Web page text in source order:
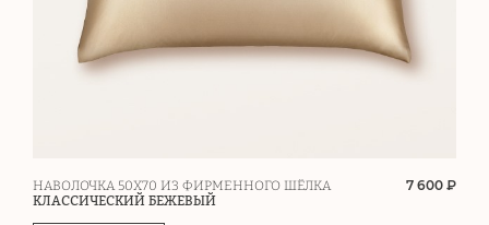
НАВОЛОЧКА 50Х70 ИЗ ФИРМЕННОГО ШЁЛКА
КЛАССИЧЕСКИЙ БЕЖЕВЫЙ
7 600 ₽